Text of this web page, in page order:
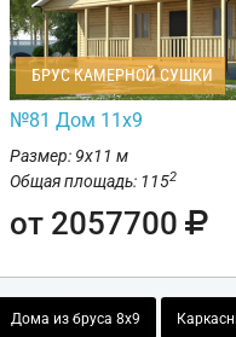
БРУС КАМЕРНОЙ СУШКИ
№81 Дом 11х9
Размер: 9х11 м
Общая площадь: 1152
от 2057700
Дома из бруса 8х9